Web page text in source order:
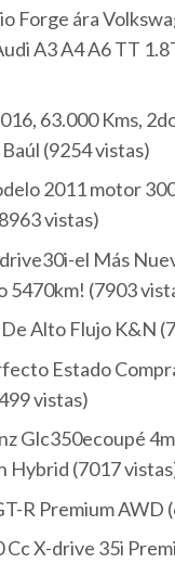
Forge ára
A3 A4 A6 TT
63.000 Kms,
(9254 vistas)
2011 motor
vistas)
el Más
5470km! (7903
Alto Flujo K&N
Estado
vistas)
Glc350ecoupé
Hybrid (7017
R Premium AWD
Cc X-drive 35i